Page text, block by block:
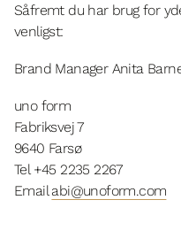
Såfremt du har brug for
venligst:
Brand Manager Anita
uno form
Fabriksvej 7
9640 Farsø
Tel +45 2235 2267
Email abi@unoform.com